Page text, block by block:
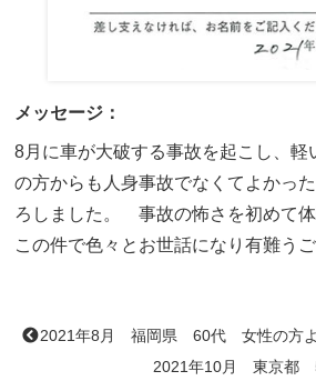
メッセージ：
8月に車が大破する事故を起こし、軽
の方からも人身事故でなくてよかっ
ろしました。 事故の怖さを初めて体
この件で色々とお世話になり有難うご
2021年8月 福岡県 60代 女性の方
2021年10月 東京都